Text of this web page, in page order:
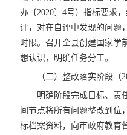
办〔2020〕4号）指标要求
评，对在自评中发现的问题
时限。召开全县创建国家学
想认识，明确任务分工。
（二）整改落实阶段（
明确阶段完成目标、责
间节点将所有问题整改到位
标档案资料，向市政府教育